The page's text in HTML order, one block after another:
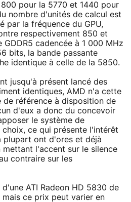
pour la 5770 et 1440 pour
nombre d'unités de calcul est
par la fréquence du GPU,
respectivement 850 et
GDDR5 cadencée à 1 000 MHz
bits, la bande passante
identique à celle de la 5850.
jusqu'à présent lancé des
identiques, AMD n'a cette
de référence à disposition de
d'eux a donc du concevoir
le système de
ce qui présente l'intérêt
plupart ont d'ores et déjà
mettant l'accent sur le silence
contraire sur les
ATI Radeon HD 5830 de
ce prix peut varier en